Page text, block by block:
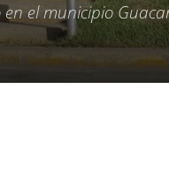
el municipio